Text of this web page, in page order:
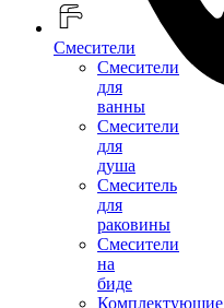
Смесители
Смесители
для
ванны
Смесители
для
душа
Смеситель
для
раковины
Смесители
на
биде
Комплектующие